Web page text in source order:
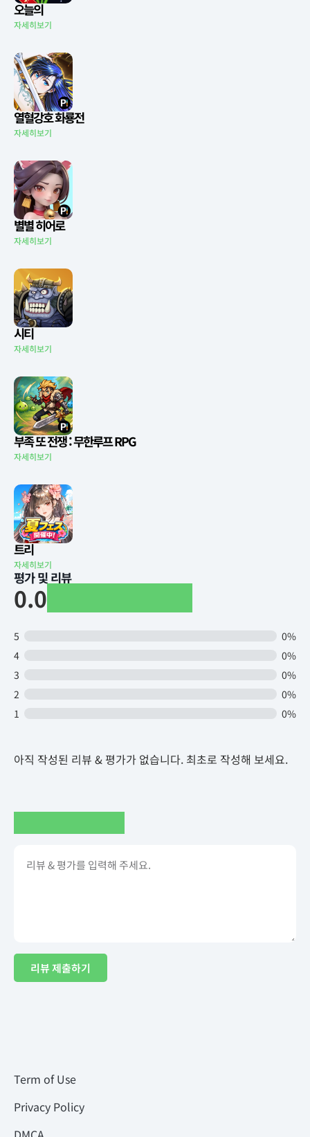
오늘의
자세히보기
열혈강호 화룡전
자세히보기
별별 히어로
자세히보기
시티
자세히보기
부족 또 전쟁 : 무한루프 RPG
자세히보기
트리
자세히보기
평가 및 리뷰
0.0
5
0%
4
0%
3
0%
2
0%
1
0%
아직 작성된 리뷰 & 평가가 없습니다. 최초로 작성해 보세요.
리뷰 제출하기
Term of Use
Privacy Policy